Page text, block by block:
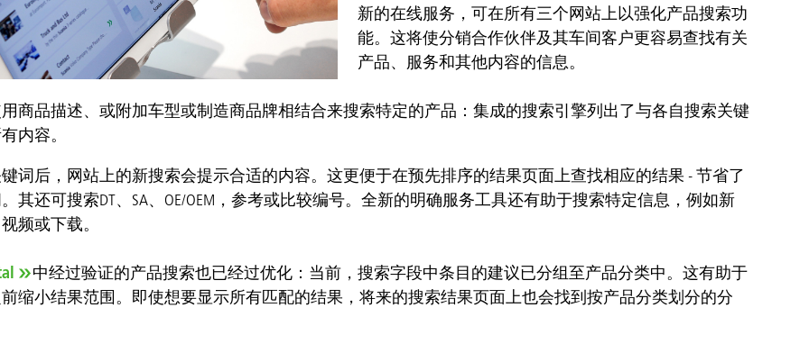
新的在线服务，可在所有三个网站上以强化产品搜索功
能。这将使分销合作伙伴及其车间客户更容易查找有关
产品、服务和其他内容的信息。
商品描述、或附加车型或制造商品牌相结合来搜索特定的产品：集成的搜索引擎列出了与各自搜索关键
内容。
词后，网站上的新搜索会提示合适的内容。这更便于在预先排序的结果页面上查找相应的结果 - 节省了
其还可搜索DT、SA、OE/OEM，参考或比较编号。全新的明确服务工具还有助于搜索特定信息，例如新
频或下载。
中经过验证的产品搜索也已经过优化：当前，搜索字段中条目的建议已分组至产品分类中。这有助于
缩小结果范围。即使想要显示所有匹配的结果，将来的搜索结果页面上也会找到按产品分类划分的分